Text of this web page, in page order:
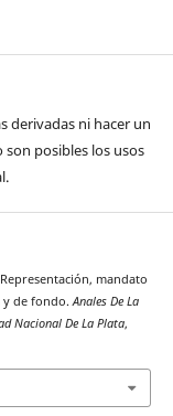
derivadas ni hacer un
son posibles los usos
mandato
y de fondo.Anales De La
Nacional De La Plata,